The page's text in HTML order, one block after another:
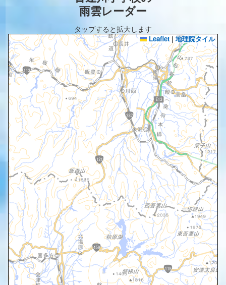
雨雲レーダー
タップすると拡大します
Leaflet | 地理院タイル